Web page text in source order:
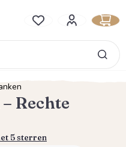
Je hebt 0 items op je
Rechte
5 sterren